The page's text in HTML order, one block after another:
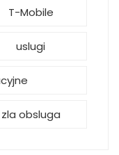
T-Mobile
uslugi
zla obsluga